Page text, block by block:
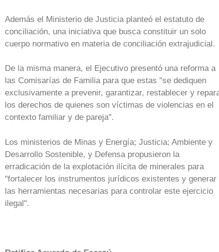
Además el Ministerio de Justicia planteó el estatuto de
conciliación, una iniciativa que busca constituir un solo
cuerpo normativo en materia de conciliación extrajudicial.
De la misma manera, el Ejecutivo presentó una reforma a
las Comisarías de Familia para que estas "se dediquen
exclusivamente a prevenir, garantizar, restablecer y
los derechos de quienes son víctimas de violencias en el
contexto familiar y de pareja".
Los ministerios de Minas y Energía; Justicia; Ambiente y
Desarrollo Sostenible, y Defensa propusieron la
erradicación de la explotación ilícita de minerales para
"fortalecer los instrumentos jurídicos existentes y generar
las herramientas necesarias para controlar este ejercicio
ilegal".